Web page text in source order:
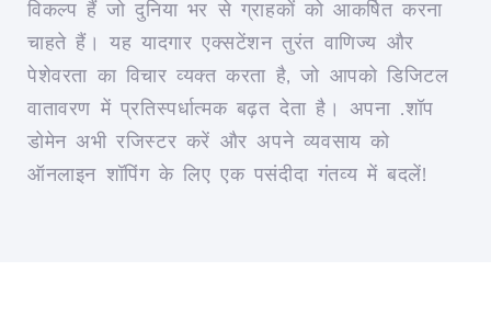
विकल्प हैं जो दुनिया भर से ग्राहकों को आकर्षित करना
चाहते हैं। यह यादगार एक्सटेंशन तुरंत वाणिज्य और
पेशेवरता का विचार व्यक्त करता है, जो आपको डिजिटल
वातावरण में प्रतिस्पर्धात्मक बढ़त देता है। अपना .शॉप
डोमेन अभी रजिस्टर करें और अपने व्यवसाय को
ऑनलाइन शॉपिंग के लिए एक पसंदीदा गंतव्य में बदलें!